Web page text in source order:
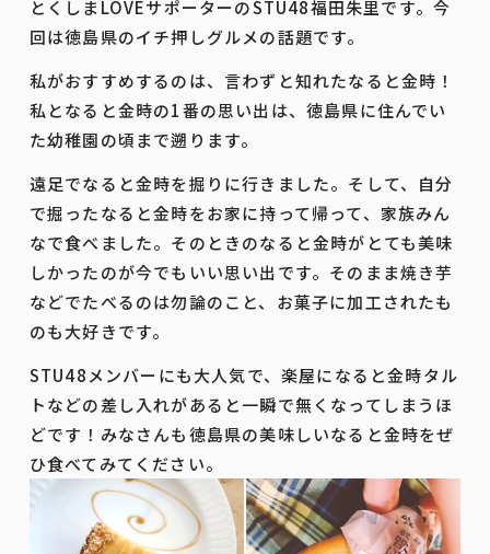
とくしまLOVEサポーターのSTU48福田朱里です。今
回は徳島県のイチ押しグルメの話題です。
私がおすすめするのは、言わずと知れたなると金時！
私となると金時の1番の思い出は、徳島県に住んでい
た幼稚園の頃まで遡ります。
遠足でなると金時を掘りに行きました。そして、自分
で掘ったなると金時をお家に持って帰って、家族みん
なで食べました。そのときのなると金時がとても美味
しかったのが今でもいい思い出です。そのまま焼き芋
などでたべるのは勿論のこと、お菓子に加工されたも
のも大好きです。
STU48メンバーにも大人気で、楽屋になると金時タル
トなどの差し入れがあると一瞬で無くなってしまうほ
どです！みなさんも徳島県の美味しいなると金時をぜ
ひ食べてみてください。